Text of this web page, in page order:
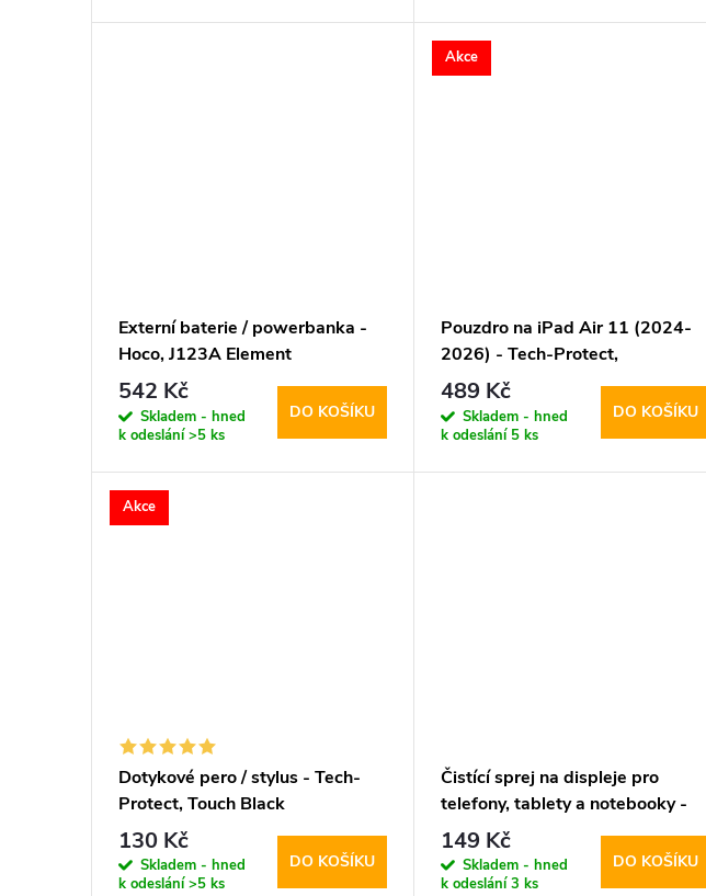
Externí baterie / powerbanka -
Hoco, J123A Element
20000mAh Black
542 Kč
Skladem - hned
k odeslání>5 ks
DO KOŠÍKU
Akce
Pouzdro na iPad Air 11 (2024-
2026) - Tech-Protect,
SmartCase Pen Pink
489 Kč
Skladem - hned
k odeslání 5 ks
DO KOŠÍKU
Akce
Dotykové pero / stylus - Tech-
Protect, Touch Black
130 Kč
Skladem - hned
k odeslání>5 ks
DO KOŠÍKU
Čistící sprej na displeje pro
telefony, tablety a notebooky -
Tech-Protect, Cleaning Spray
200ml
149 Kč
Skladem - hned
k odeslání3 ks
DO KOŠÍKU